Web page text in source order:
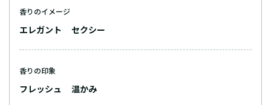
香りのイメージ
エレガント セクシー
香りの印象
フレッシュ 温かみ